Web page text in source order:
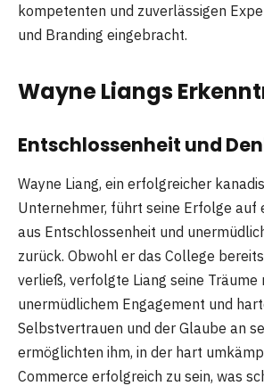
kompetenten und zuverlässigen
und Branding eingebracht.
Wayne Liangs
Entschlossenheit und
Wayne Liang, ein erfolgreicher
Unternehmer, führt seine Erfolge auf
aus Entschlossenheit und
zurück. Obwohl er das College
verließ, verfolgte Liang seine Träume
unermüdlichem Engagement und
Selbstvertrauen und der Glaube an
ermöglichten ihm, in der hart
Commerce erfolgreich zu sein, was